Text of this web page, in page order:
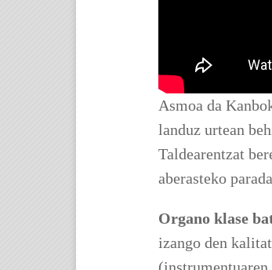
Asmoa da
landuz urtean
Taldearentzat
aberasteko
Organo klase
izango den